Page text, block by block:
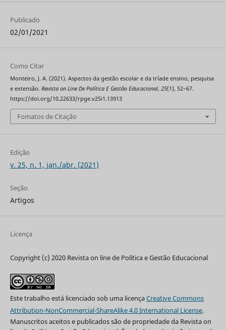
Publicado
02/01/2021
Como Citar
Monteiro, J. A. (2021). Aspectos da gestão escolar e da tríade ensino, pesquisa
e extensão. Revista on Line De Política E Gestão Educacional, 25(1), 52–67.
https://doi.org/10.22633/rpge.v25i1.13913
Fomatos de Citação
Edição
v. 25, n. 1, jan./abr. (2021)
Seção
Artigos
Licença
Copyright (c) 2020 Revista on line de Política e Gestão Educacional
Este trabalho está licenciado sob uma licençaCreative Commons
Attribution-NonCommercial-ShareAlike 4.0 International License.
Manuscritos aceitos e publicados são de propriedade da Revista on